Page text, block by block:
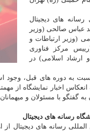
رسانه های دیجیتال
با حضور سید عباس صالحی (وزیر
(وزیر ارتباطات و
مركز فناوری
ارشاد اسلامی) در
به دوره های قبل، وجود
اخبار نمایشگاه از
با مسئولان و